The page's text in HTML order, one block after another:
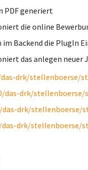
PDF generiert
die online
im Backend die PlugIn
das anlegen neuer
das-drk/stellenboerse/
das-drk/
das-drk/stellenboerse/
das-drk/stellenboerse/